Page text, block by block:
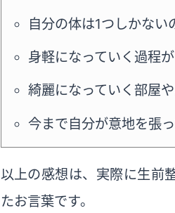
自分の体は1つしかない
身軽になっていく過程が
綺麗になっていく部屋
今まで自分が意地を張
以上の感想は、実際に生前
たお言葉です。